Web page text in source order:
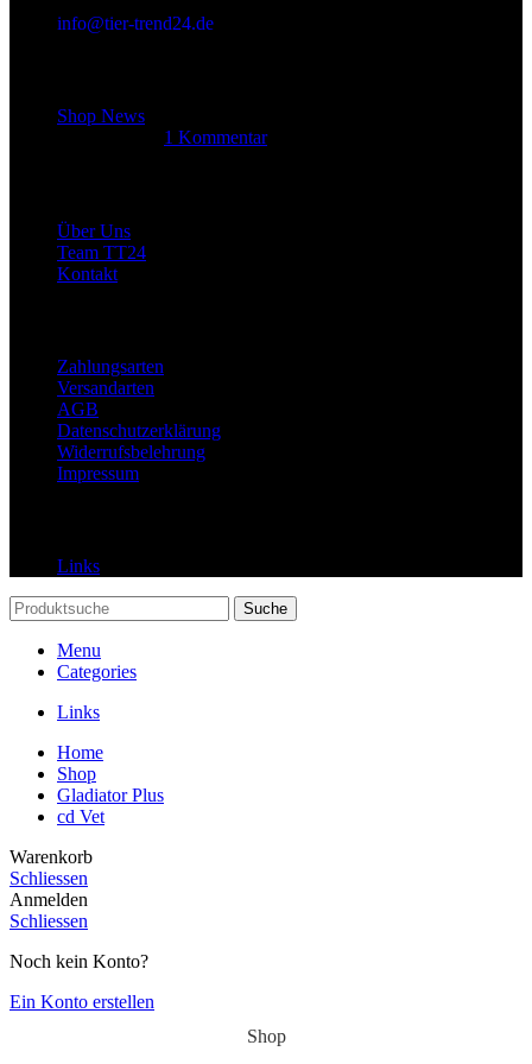
info@tier-trend24.de
Shop News
1 Kommentar
Über Uns
Team TT24
Kontakt
Zahlungsarten
Versandarten
AGB
Datenschutzerklärung
Widerrufsbelehrung
Impressum
Links
Suche
Menu
Categories
Links
Home
Shop
Gladiator Plus
cd Vet
Warenkorb
Schliessen
Anmelden
Schliessen
Noch kein Konto?
Ein Konto erstellen
Shop